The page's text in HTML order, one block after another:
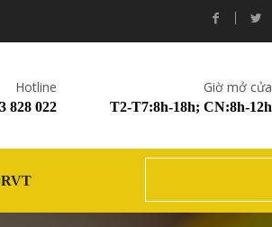
Hotline
828 022
Giờ mở cửa
T2-T7:8h-18h; CN:8h-12h